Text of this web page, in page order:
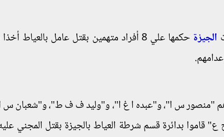
الجيزة
حكمها علي 8 أفراد متهمين بقتل عامل
"منصور س ا"، و"عبده ا غ ا"، و"وليد ف ف ط"، و"شعبان س
بدائرة قسم شرطة العياط بالجيزة بقتل المجني